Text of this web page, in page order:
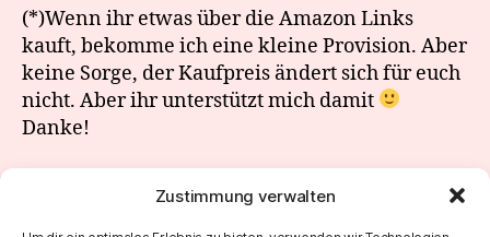
Zustimmung verwalten
(*)Wenn ihr etwas über die Amazon Links
kauft, bekomme ich eine kleine Provision. Aber
keine Sorge, der Kaufpreis ändert sich für euch
nicht. Aber ihr unterstützt mich damit
Danke!